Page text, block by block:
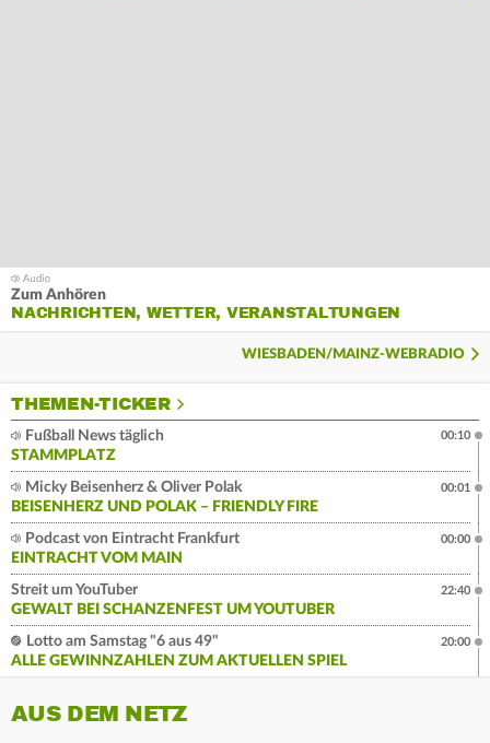
Zum Anhören
NACHRICHTEN, WETTER, VERANSTALTUNGEN
WIESBADEN/MAINZ-WEBRADIO
THEMEN-TICKER
Fußball News täglich
STAMMPLATZ
00:10
Micky Beisenherz & Oliver Polak
BEISENHERZ UND POLAK – FRIENDLY FIRE
00:01
Podcast von Eintracht Frankfurt
EINTRACHT VOM MAIN
00:00
Streit um YouTuber
GEWALT BEI SCHANZENFEST UM YOUTUBER
22:40
Lotto am Samstag "6 aus 49"
ALLE GEWINNZAHLEN ZUM AKTUELLEN SPIEL
20:00
AUS DEM NETZ